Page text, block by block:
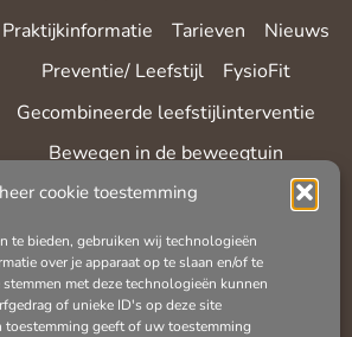
cookie toestemming
te bieden, gebruiken wij technologieën
over je apparaat op te slaan en/of te
met deze technologieën kunnen
of unieke ID's op deze site
toestemming geeft of uw toestemming
Praktijkinformatie
Tarieven
Nieuws
Preventie/ Leefstijl
FysioFit
Gecombineerde leefstijlinterventie
Bewegen in de beweegtuin
Heel ‘Dwingeloopt’
Hardloopanalyse
Yin yoga
Yin yang yoga
Netwerken en partners
Privacy
Landelijke database fysiotherapie